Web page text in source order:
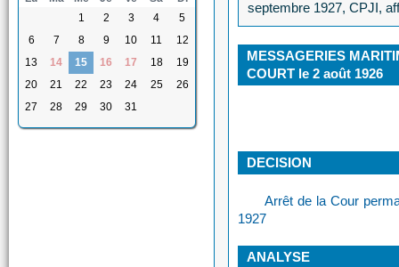
1
2 3 4
5
6
7 8 9 10 11
12
13
14 15 16 17 18
19
20
21 22 23 24 25
26
27
28 29 30 31
septembre 1927, CPJI,
MESSAGERIES
COURT le 2 août 1926
DECISION
Arrêt de la Cour
1927
ANALYSE